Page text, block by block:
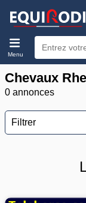
Menu
Chevaux
0 annonces
Filtrer